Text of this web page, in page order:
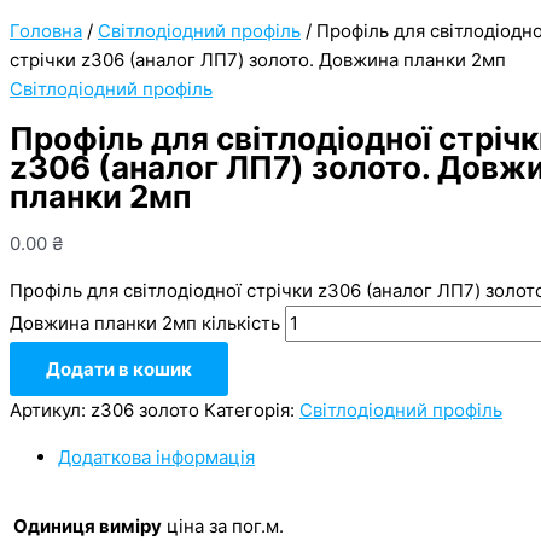
Головна / Світлодіодний профіль / Профіль для
стрічки z306 (аналог ЛП7) золото. Довжина планки 2мп
Світлодіодний профіль
Профіль для світлодіодної
z306 (аналог ЛП7) золото.
планки 2мп
0.00 ₴
Профіль для світлодіодної стрічки z306 (аналог ЛП7)
Довжина планки 2мп кількість
Додати в кошик
Артикул: z306 золото Категорія: Світлодіодний профіль
Додаткова інформація
Одиниця виміру ціна за пог.м.